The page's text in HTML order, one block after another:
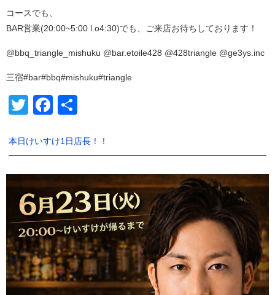
コースでも、
BAR営業(20:00~5:00 l.o4:30)でも、ご来店お待ちしております！
@bbq_triangle_mishuku @bar.etoile428 @428triangle @ge3ys.inc
三宿#bar#bbq#mishuku#triangle
TwitterFacebook
本日けいすけ1日店長！！